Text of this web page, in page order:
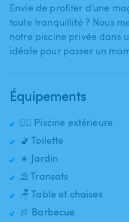
Envie de profiter d'une
toute tranquillité ? Nous
notre piscine privée dans
idéale pour passer un
Équipements
🏊‍♂️ Piscine extérieure
🚽 Toilette
☀️ Jardin
⛱️ Transats
🪑 Table et chaises
🍖 Barbecue